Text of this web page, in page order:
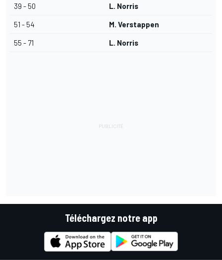
39 - 50 L. Norris
51 - 54 M. Verstappen
55 - 71 L. Norris
Téléchargez notre app